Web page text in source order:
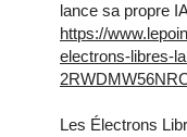
lance sa propre
https://
electrons-libres-
Les Électrons